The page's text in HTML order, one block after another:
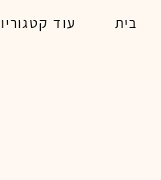
בית
עוד